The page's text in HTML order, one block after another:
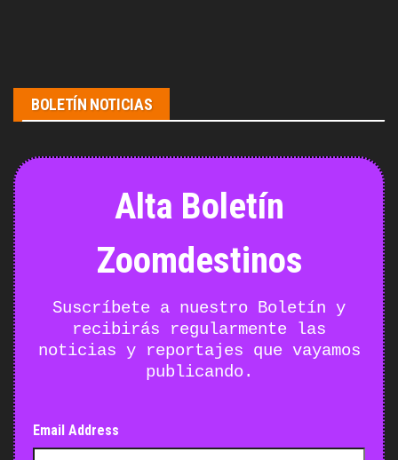
BOLETÍN NOTICIAS
Alta Boletín
Zoomdestinos
Suscríbete a nuestro Boletín y
recibirás regularmente las
noticias y reportajes que vayamos
publicando.
Email Address